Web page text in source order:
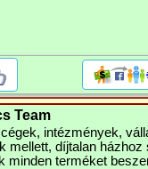
Team
intézmények,
mellett, díjtalan
minden terméket